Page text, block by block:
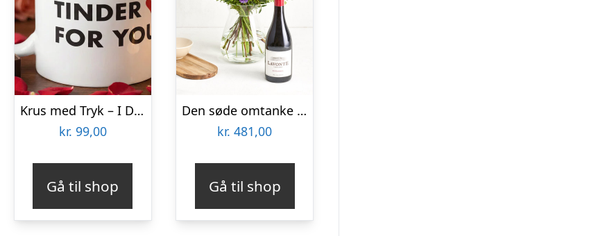
Krus med Tryk – I Deleted Tinder for You
kr. 99,00
Gå til shop
Den søde omtanke med Zinfandel
kr. 481,00
Gå til shop